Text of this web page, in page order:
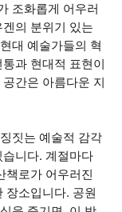
조화롭게 어우러
의 분위기 있는
대 예술가들의 혁
과 현대적 표현이
간은 아름다운 지
짓는 예술적 감각
니다. 계절마다
책로가 어우러진
장소입니다. 공원